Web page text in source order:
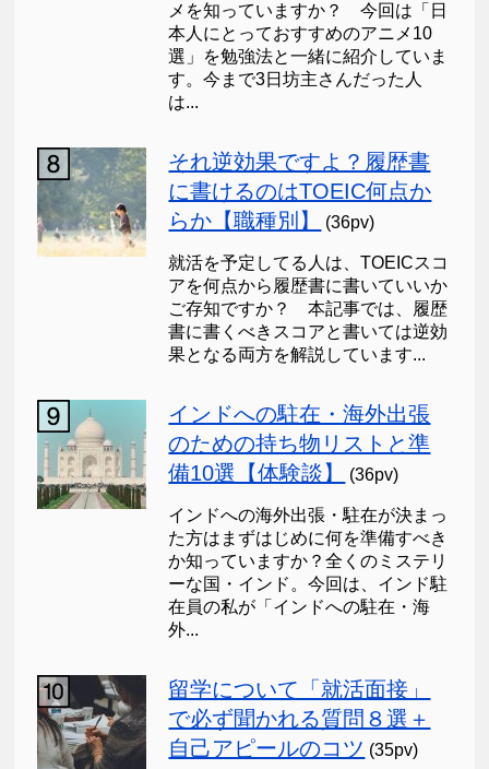
メを知っていますか？ 今回は「日
本人にとっておすすめのアニメ10
選」を勉強法と一緒に紹介していま
す。今まで3日坊主さんだった人
は...
それ逆効果ですよ？履歴書
に書けるのはTOEIC何点か
らか【職種別】
(36pv)
就活を予定してる人は、TOEICスコ
アを何点から履歴書に書いていいか
ご存知ですか？ 本記事では、履歴
書に書くべきスコアと書いては逆効
果となる両方を解説しています...
インドへの駐在・海外出張
のための持ち物リストと準
備10選【体験談】
(36pv)
インドへの海外出張・駐在が決まっ
た方はまずはじめに何を準備すべき
か知っていますか？全くのミステリ
ーな国・インド。今回は、インド駐
在員の私が「インドへの駐在・海
外...
留学について「就活面接」
で必ず聞かれる質問８選＋
自己アピールのコツ (35pv)